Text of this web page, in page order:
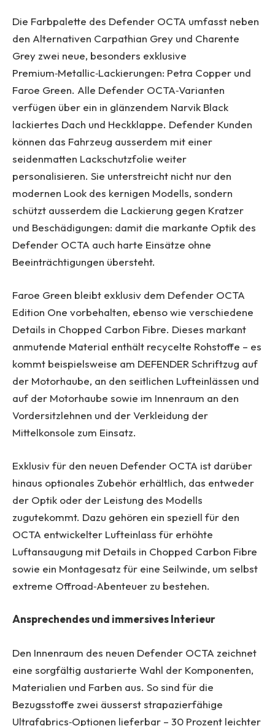
Die Farbpalette des Defender OCTA umfasst neben
den Alternativen Carpathian Grey und Charente
Grey zwei neue, besonders exklusive
Premium‑Metallic‑Lackierungen: Petra Copper und
Faroe Green. Alle Defender OCTA‑Varianten
verfügen über ein in glänzendem Narvik Black
lackiertes Dach und Heckklappe. Defender Kunden
können das Fahrzeug ausserdem mit einer
seidenmatten Lackschutzfolie weiter
personalisieren. Sie unterstreicht nicht nur den
modernen Look des kernigen Modells, sondern
schützt ausserdem die Lackierung gegen Kratzer
und Beschädigungen: damit die markante Optik des
Defender OCTA auch harte Einsätze ohne
Beeinträchtigungen übersteht.
Faroe Green bleibt exklusiv dem Defender OCTA
Edition One vorbehalten, ebenso wie verschiedene
Details in Chopped Carbon Fibre. Dieses markant
anmutende Material enthält recycelte Rohstoffe – es
kommt beispielsweise am DEFENDER Schriftzug auf
der Motorhaube, an den seitlichen Lufteinlässen und
auf der Motorhaube sowie im Innenraum an den
Vordersitzlehnen und der Verkleidung der
Mittelkonsole zum Einsatz.
Exklusiv für den neuen Defender OCTA ist darüber
hinaus optionales Zubehör erhältlich, das entweder
der Optik oder der Leistung des Modells
zugutekommt. Dazu gehören ein speziell für den
OCTA entwickelter Lufteinlass für erhöhte
Luftansaugung mit Details in Chopped Carbon Fibre
sowie ein Montagesatz für eine Seilwinde, um selbst
extreme Offroad‑Abenteuer zu bestehen.
Ansprechendes und immersives Interieur
Den Innenraum des neuen Defender OCTA zeichnet
eine sorgfältig austarierte Wahl der Komponenten,
Materialien und Farben aus. So sind für die
Bezugsstoffe zwei äusserst strapazierfähige
Ultrafabrics‑Optionen lieferbar – 30 Prozent leichter